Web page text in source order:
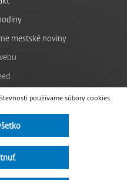
používame súbory cookies.
mestské noviny
cookies